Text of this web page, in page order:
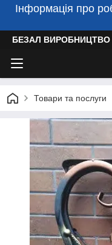
Інформація про
БЕЗАЛ ВИРОБНИЦТВО
Товари та послуги